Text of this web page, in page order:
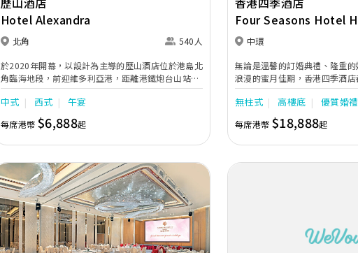
Hotel Alexandra
北角 540人
於2020年開幕，以設計為主導的歷山酒店位於港島北
角臨海地段，前迎維多利亞港，距離港鐵炮台山站只
需約2分鐘步程。酒店設計將現代格調融入維多利亞
時期的永恆歐式經典，力臻展現個人化服務及貼心設
施的完美結合。
中式 西式 午宴
每席港幣 $6,888起
Four Seasons Hotel
Kong
中環
無論是溫馨的訂婚典禮、隆重
浪漫的蜜月佳期，香港四季酒
一個畢生難忘的慶典活動。氣
能廳，備有先進的影音設施；配
邇、馳名中外的創意佳肴及無
足客人的不同需要，讓新人擁有
會。
無柱式 高樓底 優質婚
每席港幣 $18,888起
Previous Next